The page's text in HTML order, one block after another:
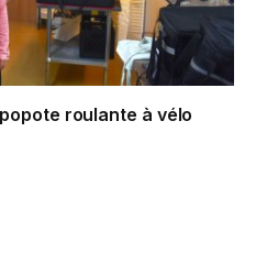
roulante à vélo